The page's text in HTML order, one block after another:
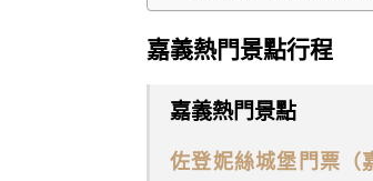
嘉義熱門景點行程
嘉義熱門景點
佐登妮絲城堡門票（